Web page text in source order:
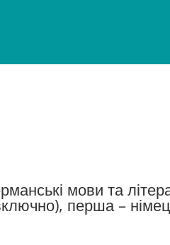
мови та
перша –